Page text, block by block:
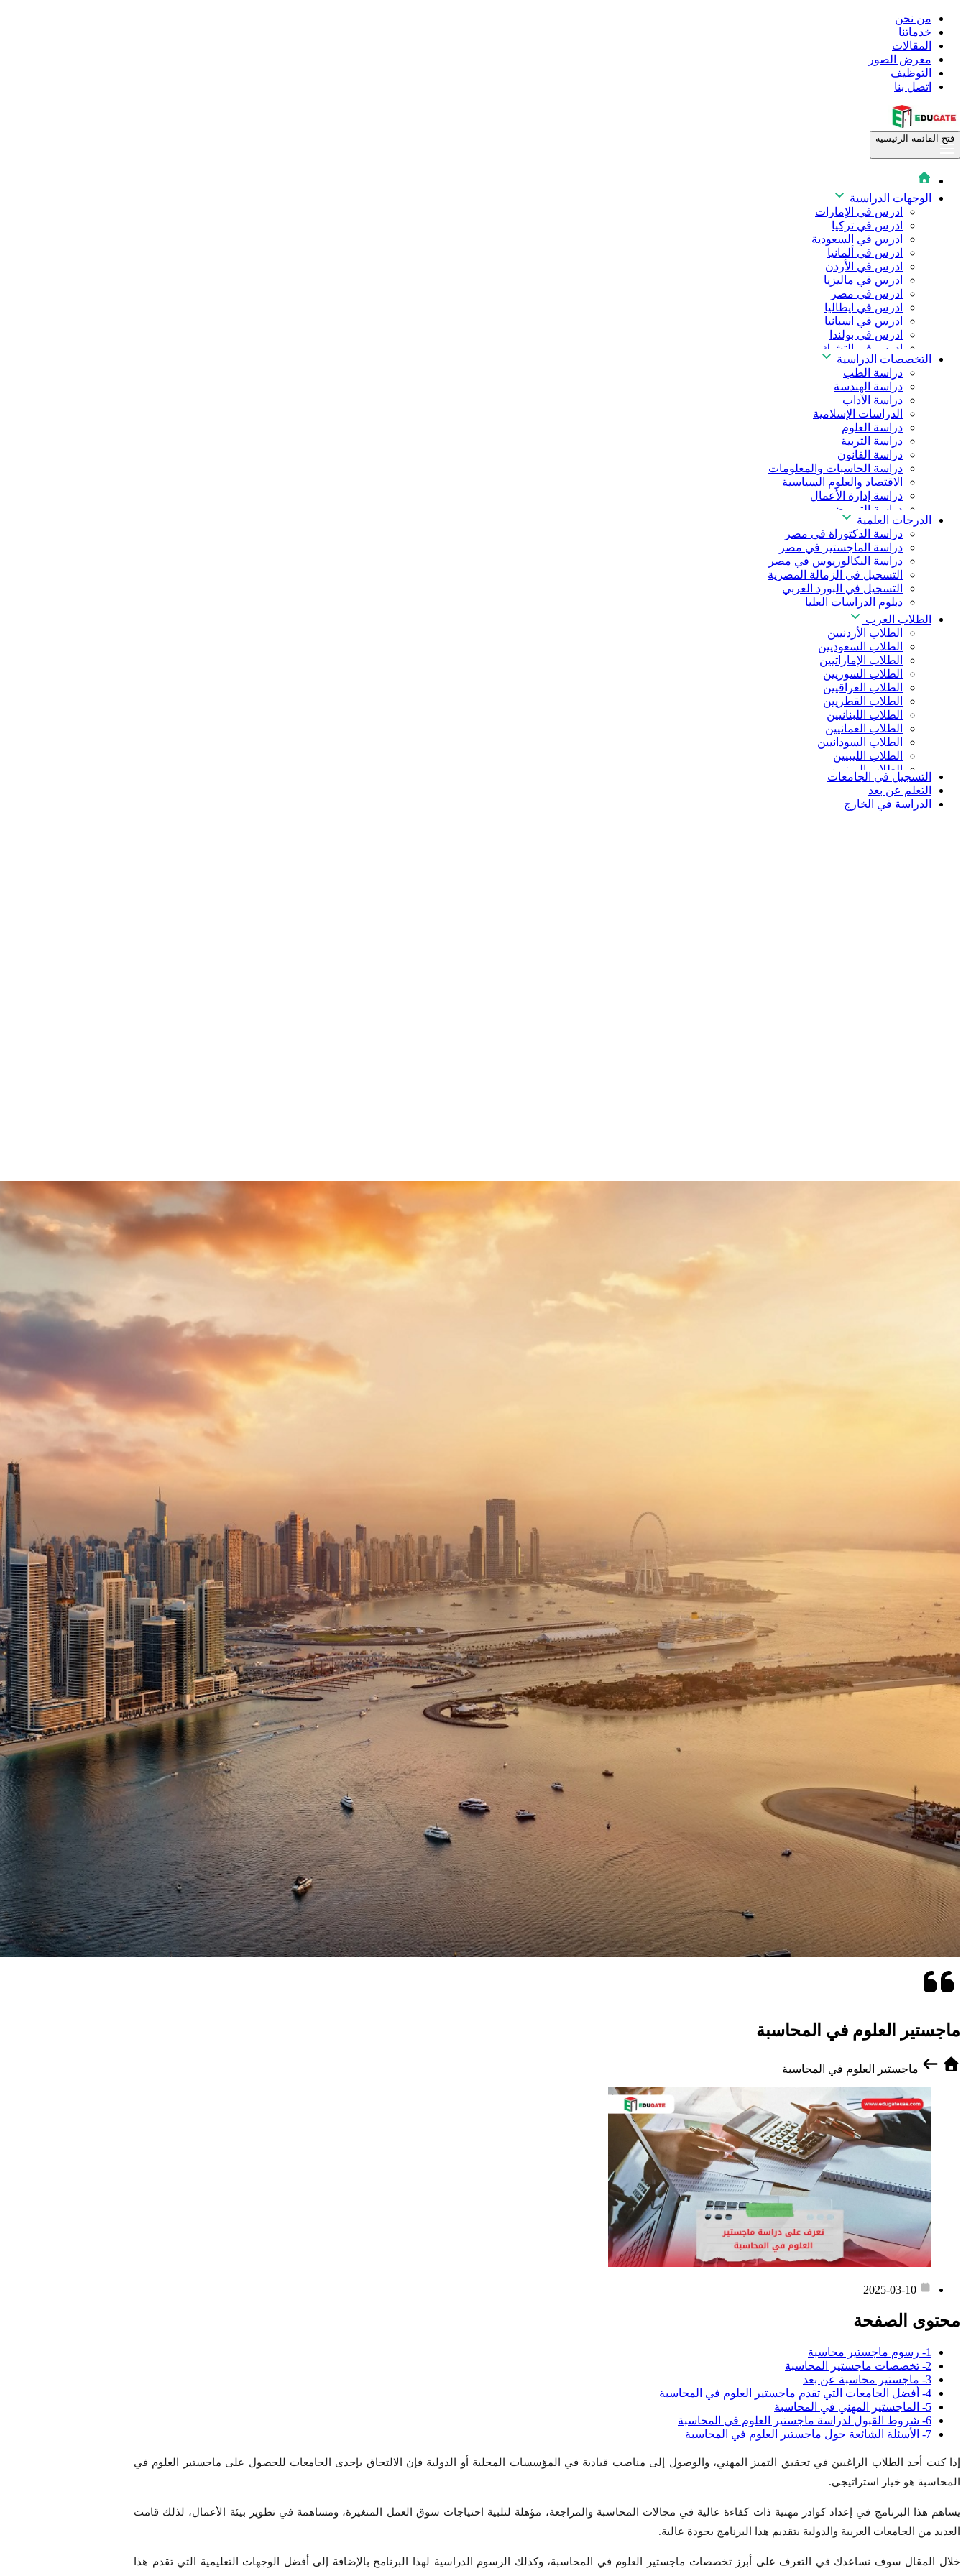
من نحن
خدماتنا
المقالات
معرض الصور
التوظيف
اتصل بنا
فتح القائمة الرئيسية
الوجهات الدراسية
ادرس في الإمارات
ادرس في تركيا
ادرس في السعودية
ادرس في ألمانيا
ادرس في الأردن
ادرس في ماليزيا
ادرس في مصر
ادرس في ايطاليا
ادرس في اسبانيا
ادرس فى بولندا
ادرس فى التشيك
ادرس في المجر
ادرس في الصين
التخصصات الدراسية
دراسة الطب
دراسة الهندسة
دراسة الآداب
الدراسات الإسلامية
دراسة العلوم
دراسة التربية
دراسة القانون
دراسة الحاسبات والمعلومات
الاقتصاد والعلوم السياسية
دراسة إدارة الأعمال
دراسة التمريض
دراسة طب الأسنان
دراسة الصيدلة
دراسة العلوم الصحية
دراسة العلاج الطبيعي
دراسة الذكاء الاصطناعي
دراسة الأمن السيبراني
الدرجات العلمية
دراسة الدكتوراة في مصر
دراسة الماجستير في مصر
دراسة البكالوريوس في مصر
التسجيل في الزمالة المصرية
التسجيل في البورد العربي
دبلوم الدراسات العليا
الطلاب العرب
الطلاب الأردنيين
الطلاب السعوديين
الطلاب الإماراتيين
الطلاب السوريين
الطلاب العراقيين
الطلاب القطريين
الطلاب اللبنانيين
الطلاب العمانيين
الطلاب السودانيين
الطلاب الليبيين
الطلاب اليمنيين
التسجيل في الجامعات
التعلم عن بعد
الدراسة في الخارج
ماجستير العلوم في المحاسبة
ماجستير العلوم في المحاسبة
2025-03-10
محتوى الصفحة
1- رسوم ماجستير محاسبة
2- تخصصات ماجستير المحاسبة
3- ماجستير محاسبة عن بعد
4- أفضل الجامعات التي تقدم ماجستير العلوم في المحاسبة
5- الماجستير المهني في المحاسبة
6- شروط القبول لدراسة ماجستير العلوم في المحاسبة
7- الأسئلة الشائعة حول ماجستير العلوم في المحاسبة
إذا كنت أحد الطلاب الراغبين في تحقيق التميز المهني، والوصول إلى مناصب قيادية في المؤسسات المحلية أو الدولية فإن الالتحاق بإحدى الجامعات للحصول على ماجستير العلوم في
المحاسبة هو خيار استراتيجي.
يساهم هذا البرنامج في إعداد كوادر مهنية ذات كفاءة عالية في مجالات المحاسبة والمراجعة، مؤهلة لتلبية احتياجات سوق العمل المتغيرة، ومساهمة في تطوير بيئة الأعمال، لذلك قامت
العديد من الجامعات العربية والدولية بتقديم هذا البرنامج بجودة عالية.
خلال المقال سوف نساعدك في التعرف على أبرز تخصصات ماجستير العلوم في المحاسبة، وكذلك الرسوم الدراسية لهذا البرنامج بالإضافة إلى أفضل الوجهات التعليمية التي تقدم هذا